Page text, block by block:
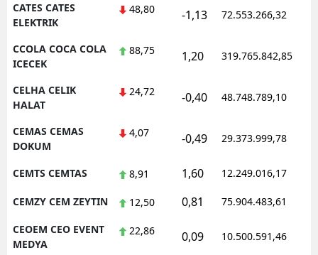
CATES CATES
ELEKTRIK
48,80 -1,13 72.553.266,32
CCOLA COCA COLA
ICECEK
88,75 1,20 319.765.842,85
CELHA CELIK
HALAT
24,72 -0,40 48.748.789,10
CEMAS CEMAS
DOKUM
4,07 -0,49 29.373.999,78
CEMTS CEMTAS 8,91 1,60 12.249.016,17
CEMZY CEM ZEYTIN 12,50 0,81 75.904.483,61
CEOEM CEO EVENT
MEDYA
22,86 0,09 10.500.591,46